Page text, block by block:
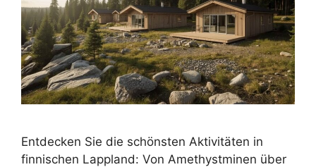
Entdecken Sie die schönsten Aktivitäten in
finnischen Lappland: Von Amethystminen über